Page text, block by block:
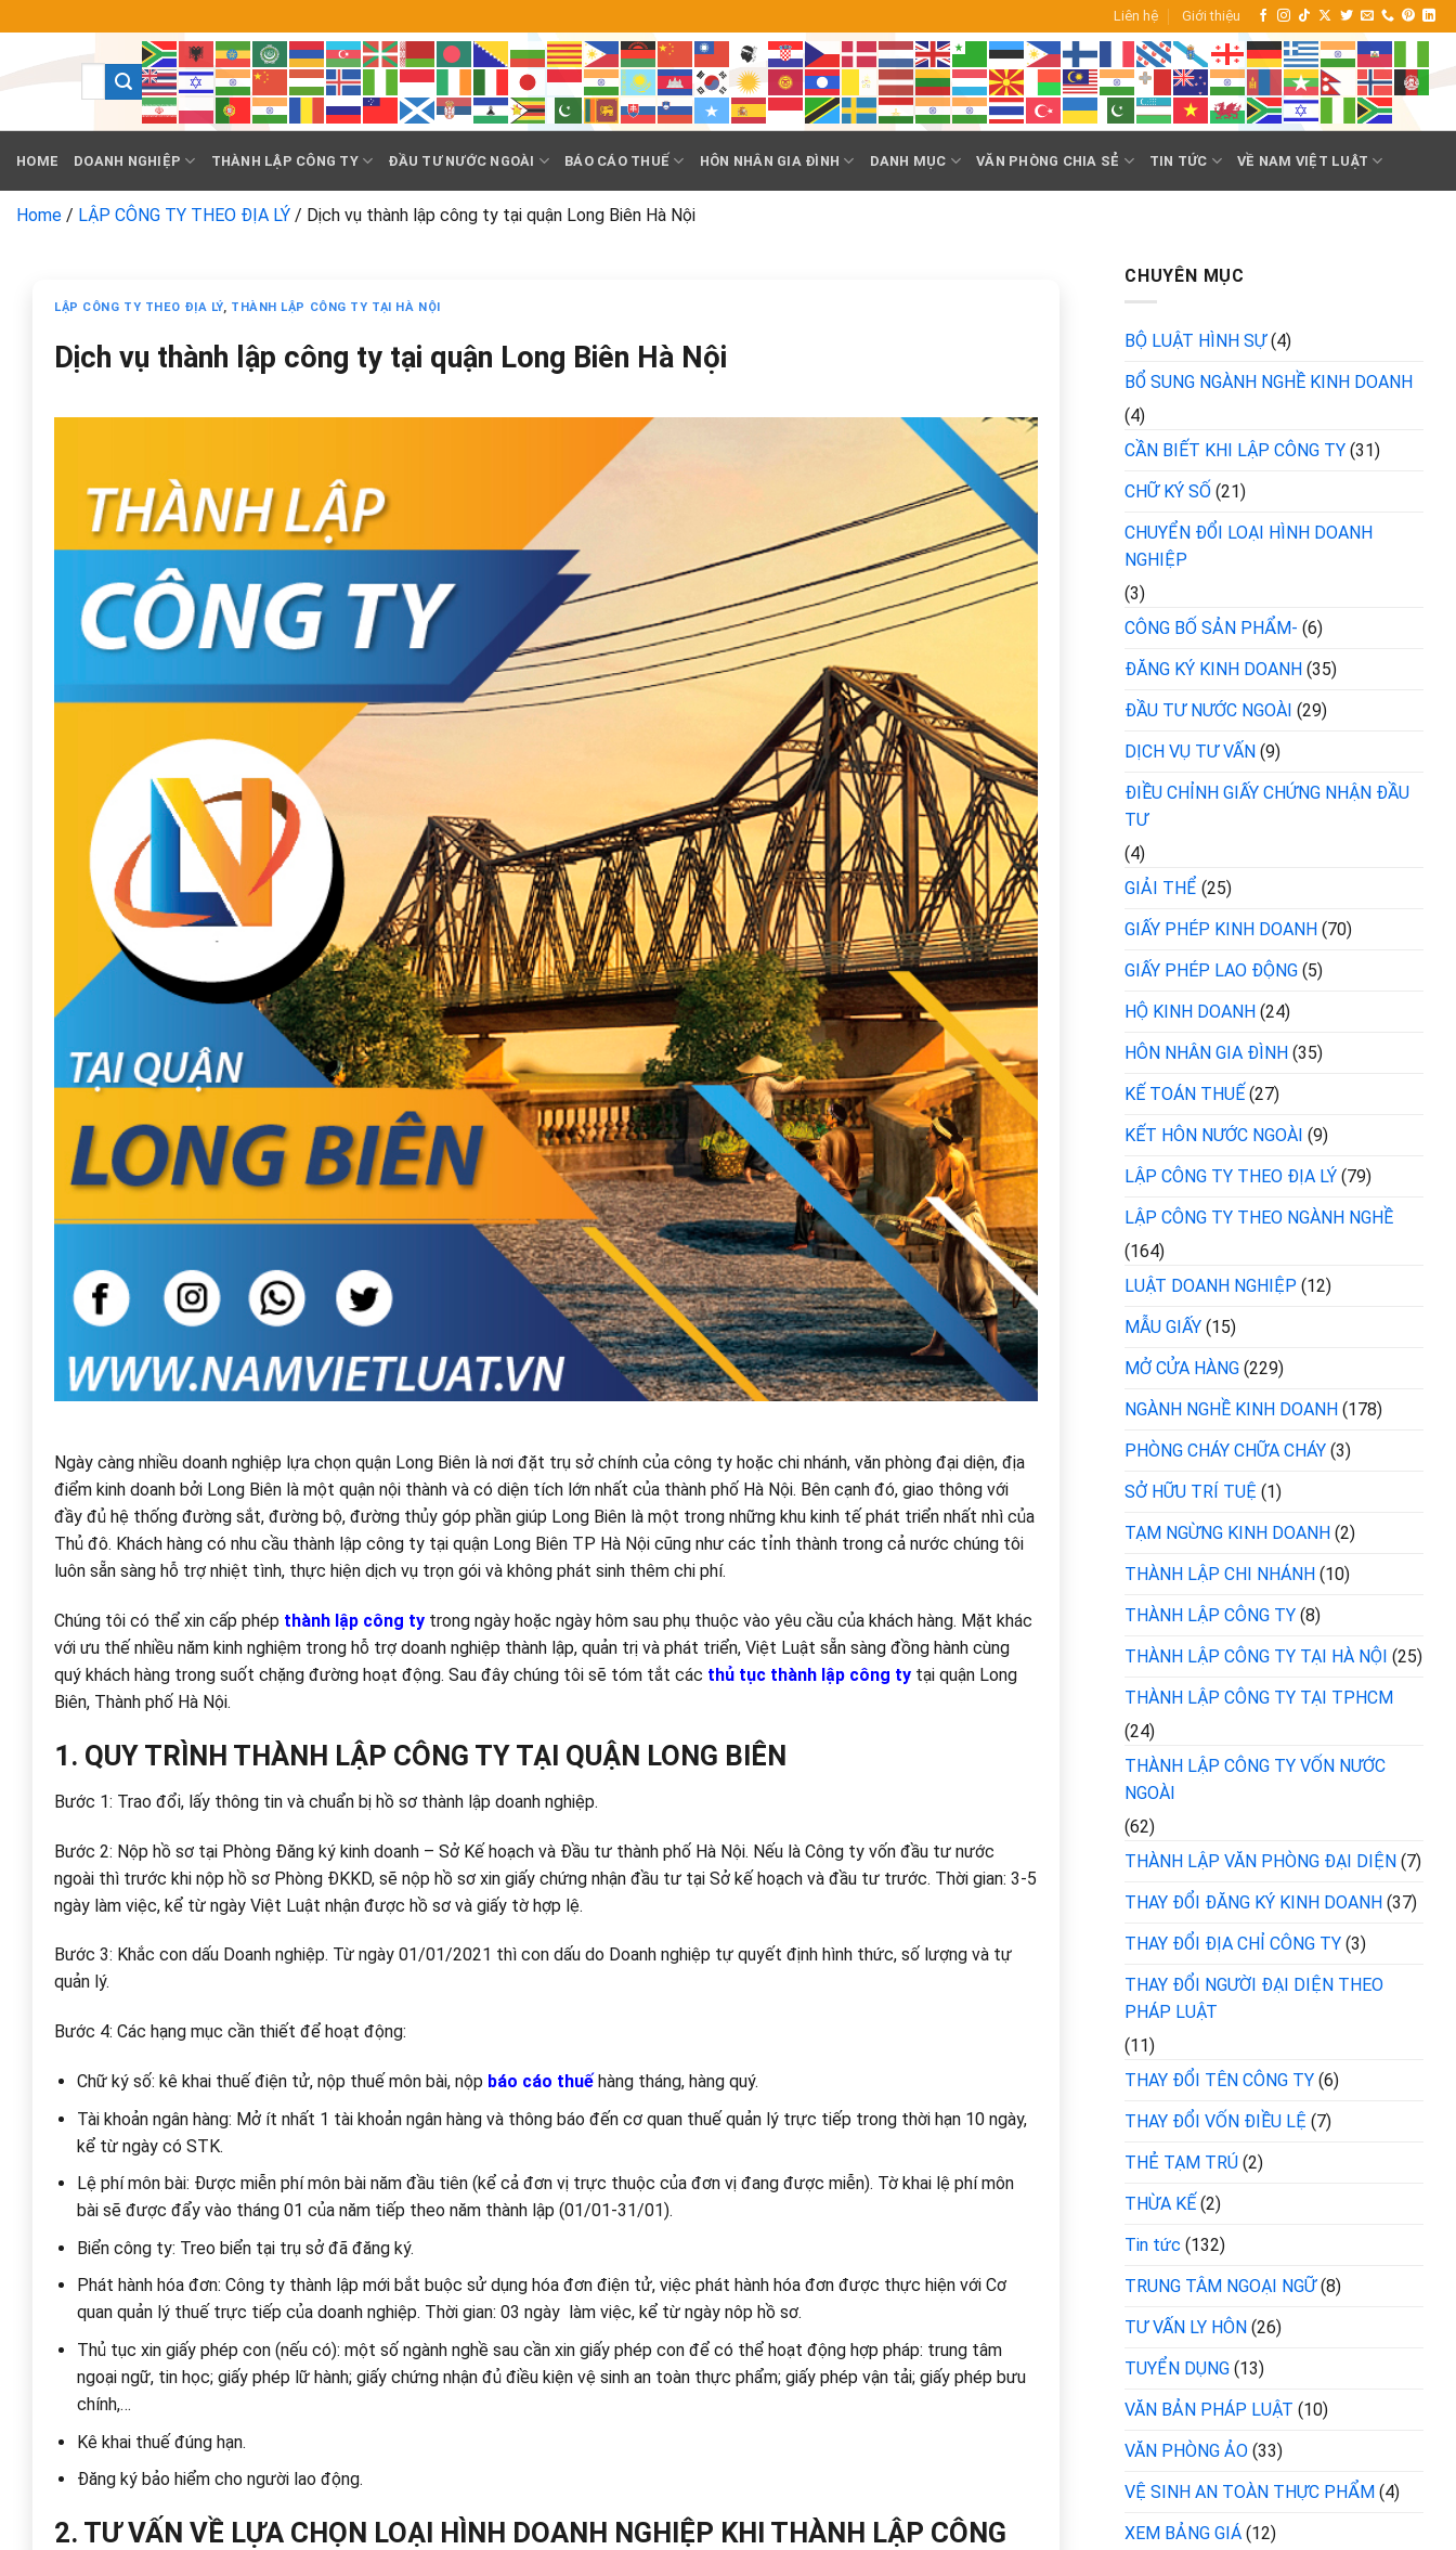
đến
Liên hệ Giới thiệu
HOME DOANH NGHIỆP THÀNH LẬP CÔNG TY ĐẦU TƯ NƯỚC NGOÀI BÁO CÁO THUẾ HÔN NHÂN GIA ĐÌNH DANH MỤC VĂN PHÒNG CHIA SẺ TIN TỨC VỀ NAM VIỆT LUẬT
Home / LẬP CÔNG TY THEO ĐỊA LÝ / Dịch vụ thành lập công ty tại quận Long Biên Hà Nội
LẬP CÔNG TY THEO ĐỊA LÝ, THÀNH LẬP CÔNG TY TẠI HÀ NỘI
Dịch vụ thành lập công ty tại quận Long Biên Hà Nội
Ngày càng nhiều doanh nghiệp lựa chọn quận Long Biên là nơi đặt trụ sở chính của công ty hoặc chi nhánh, văn phòng đại diện, địa
điểm kinh doanh bởi Long Biên là một quận nội thành và có diện tích lớn nhất của thành phố Hà Nội. Bên cạnh đó, giao thông với
đầy đủ hệ thống đường sắt, đường bộ, đường thủy góp phần giúp Long Biên là một trong những khu kinh tế phát triển nhất nhì của
Thủ đô. Khách hàng có nhu cầu thành lập công ty tại quận Long Biên TP Hà Nội cũng như các tỉnh thành trong cả nước chúng tôi
luôn sẵn sàng hỗ trợ nhiệt tình, thực hiện dịch vụ trọn gói và không phát sinh thêm chi phí.
Chúng tôi có thể xin cấp phép thành lập công ty trong ngày hoặc ngày hôm sau phụ thuộc vào yêu cầu của khách hàng. Mặt khác
với ưu thế nhiều năm kinh nghiệm trong hỗ trợ doanh nghiệp thành lập, quản trị và phát triển, Việt Luật sẵn sàng đồng hành cùng
quý khách hàng trong suốt chặng đường hoạt động. Sau đây chúng tôi sẽ tóm tắt các thủ tục thành lập công ty tại quận Long
Biên, Thành phố Hà Nội.
1. QUY TRÌNH THÀNH LẬP CÔNG TY TẠI QUẬN LONG BIÊN
Bước 1: Trao đổi, lấy thông tin và chuẩn bị hồ sơ thành lập doanh nghiệp.
Bước 2: Nộp hồ sơ tại Phòng Đăng ký kinh doanh – Sở Kế hoạch và Đầu tư thành phố Hà Nội. Nếu là Công ty vốn đầu tư nước
ngoài thì trước khi nộp hồ sơ Phòng ĐKKD, sẽ nộp hồ sơ xin giấy chứng nhận đầu tư tại Sở kế hoạch và đầu tư trước. Thời gian: 3-5
ngày làm việc, kể từ ngày Việt Luật nhận được hồ sơ và giấy tờ hợp lệ.
Bước 3: Khắc con dấu Doanh nghiệp. Từ ngày 01/01/2021 thì con dấu do Doanh nghiệp tự quyết định hình thức, số lượng và tự
quản lý.
Bước 4: Các hạng mục cần thiết để hoạt động:
Chữ ký số: kê khai thuế điện tử, nộp thuế môn bài, nộp báo cáo thuếhàng tháng, hàng quý.
Tài khoản ngân hàng: Mở ít nhất 1 tài khoản ngân hàng và thông báo đến cơ quan thuế quản lý trực tiếp trong thời hạn 10 ngày,
kể từ ngày có STK.
Lệ phí môn bài: Được miễn phí môn bài năm đầu tiên (kể cả đơn vị trực thuộc của đơn vị đang được miễn). Tờ khai lệ phí môn
bài sẽ được đẩy vào tháng 01 của năm tiếp theo năm thành lập (01/01-31/01).
Biển công ty: Treo biển tại trụ sở đã đăng ký.
Phát hành hóa đơn: Công ty thành lập mới bắt buộc sử dụng hóa đơn điện tử, việc phát hành hóa đơn được thực hiện với Cơ
quan quản lý thuế trực tiếp của doanh nghiệp. Thời gian: 03 ngày làm việc, kể từ ngày nôp hồ sơ.
Thủ tục xin giấy phép con (nếu có): một số ngành nghề sau cần xin giấy phép con để có thể hoạt động hợp pháp: trung tâm
ngoại ngữ, tin học; giấy phép lữ hành; giấy chứng nhận đủ điều kiện vệ sinh an toàn thực phẩm; giấy phép vận tải; giấy phép bưu
chính,…
Kê khai thuế đúng hạn.
Đăng ký bảo hiểm cho người lao động.
2. TƯ VẤN VỀ LỰA CHỌN LOẠI HÌNH DOANH NGHIỆP KHI THÀNH LẬP CÔNG
CHUYÊN MỤC
BỘ LUẬT HÌNH SỰ(4)
BỔ SUNG NGÀNH NGHỀ KINH DOANH
(4)
CẦN BIẾT KHI LẬP CÔNG TY (31)
CHỮ KÝ SỐ (21)
CHUYỂN ĐỔI LOẠI HÌNH DOANH
NGHIỆP
(3)
CÔNG BỐ SẢN PHẨM- (6)
ĐĂNG KÝ KINH DOANH (35)
ĐẦU TƯ NƯỚC NGOÀI (29)
DỊCH VỤ TƯ VẤN (9)
ĐIỀU CHỈNH GIẤY CHỨNG NHẬN ĐẦU
TƯ
(4)
GIẢI THỂ (25)
GIẤY PHÉP KINH DOANH (70)
GIẤY PHÉP LAO ĐỘNG (5)
HỘ KINH DOANH (24)
HÔN NHÂN GIA ĐÌNH (35)
KẾ TOÁN THUẾ (27)
KẾT HÔN NƯỚC NGOÀI (9)
LẬP CÔNG TY THEO ĐỊA LÝ (79)
LẬP CÔNG TY THEO NGÀNH NGHỀ
(164)
LUẬT DOANH NGHIỆP (12)
MẪU GIẤY (15)
MỞ CỬA HÀNG (229)
NGÀNH NGHỀ KINH DOANH (178)
PHÒNG CHÁY CHỮA CHÁY (3)
SỞ HỮU TRÍ TUỆ (1)
TẠM NGỪNG KINH DOANH (2)
THÀNH LẬP CHI NHÁNH (10)
THÀNH LẬP CÔNG TY (8)
THÀNH LẬP CÔNG TY TẠI HÀ NỘI (25)
THÀNH LẬP CÔNG TY TẠI TPHCM
(24)
THÀNH LẬP CÔNG TY VỐN NƯỚC
NGOÀI
(62)
THÀNH LẬP VĂN PHÒNG ĐẠI DIỆN (7)
THAY ĐỔI ĐĂNG KÝ KINH DOANH (37)
THAY ĐỔI ĐỊA CHỈ CÔNG TY (3)
THAY ĐỔI NGƯỜI ĐẠI DIỆN THEO
PHÁP LUẬT
(11)
THAY ĐỔI TÊN CÔNG TY (6)
THAY ĐỔI VỐN ĐIỀU LỆ (7)
THẺ TẠM TRÚ (2)
THỪA KẾ (2)
Tin tức (132)
TRUNG TÂM NGOẠI NGỮ(8)
TƯ VẤN LY HÔN (26)
TUYỂN DỤNG (13)
VĂN BẢN PHÁP LUẬT (10)
VĂN PHÒNG ẢO (33)
VỆ SINH AN TOÀN THỰC PHẨM (4)
XEM BẢNG GIÁ (12)